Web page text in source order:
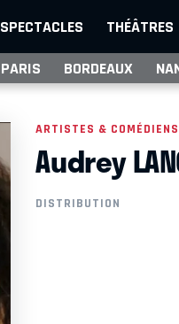
SPECTACLES THÉÂTRES
PARIS BORDEAUX
ARTISTES & COMÉDIENS
Audrey
DISTRIBUTION